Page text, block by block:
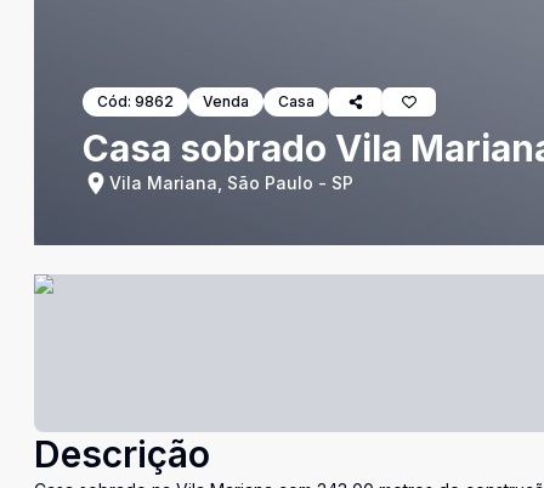
Cód: 9862 Venda Casa
Casa sobrado Vila
Vila Mariana, São Paulo - SP
Descrição